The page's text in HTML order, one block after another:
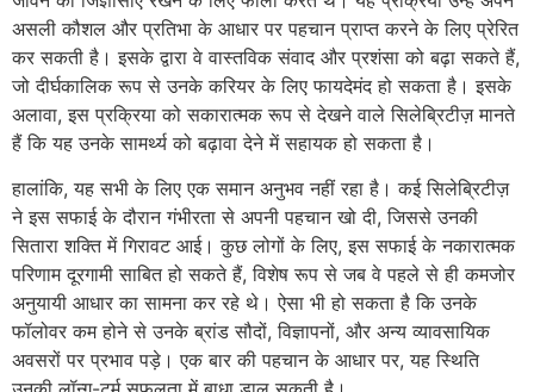
असली कौशल और प्रतिभा के आधार पर पहचान प्राप्त करने के लिए प्रेरित
कर सकती है। इसके द्वारा वे वास्तविक संवाद और प्रशंसा को बढ़ा सकते हैं,
जो दीर्घकालिक रूप से उनके करियर के लिए फायदेमंद हो सकता है। इसके
अलावा, इस प्रक्रिया को सकारात्मक रूप से देखने वाले सिलेब्रिटीज़ मानते
हैं कि यह उनके सामर्थ्य को बढ़ावा देने में सहायक हो सकता है।
हालांकि, यह सभी के लिए एक समान अनुभव नहीं रहा है। कई सिलेब्रिटीज़
ने इस सफाई के दौरान गंभीरता से अपनी पहचान खो दी, जिससे उनकी
सितारा शक्ति में गिरावट आई। कुछ लोगों के लिए, इस सफाई के नकारात्मक
परिणाम दूरगामी साबित हो सकते हैं, विशेष रूप से जब वे पहले से ही कमजोर
अनुयायी आधार का सामना कर रहे थे। ऐसा भी हो सकता है कि उनके
फॉलोवर कम होने से उनके ब्रांड सौदों, विज्ञापनों, और अन्य व्यावसायिक
अवसरों पर प्रभाव पड़े। एक बार की पहचान के आधार पर, यह स्थिति